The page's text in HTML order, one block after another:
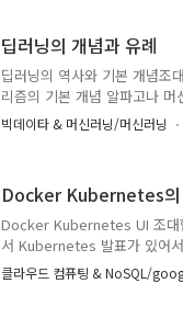
많이 헤매고 몇달이 지난후에
기초 부터 살펴봐야 하지 않
씩 정리할 예정인데, 이 컨텐
딥러닝의 개념과 유례
딥러닝의 역사와 기본 개념
리즘의 기본 개념 알파고나
닝이다.이 딥러닝은 머신러닝
이름이다. 인공 신경망은 사
구조를 조금 더 단순하게 표현
통해서 여러 신경 자극 (예를
인지하여 신호로 변환해준다.
해주는 과정..
빅데이타 & 머신러닝/머신러닝
Docker Kubernetes의
Docker Kubernetes UI 조
서 Kubernetes 발표가 있어
의 Kubernetes 서비스인
UI를 지원하는 것을 확인했
클라우드 컴퓨팅 & NoSQL/